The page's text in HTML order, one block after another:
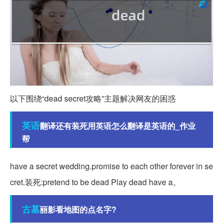
以下围绕“dead secret攻略”主题解决网友的困惑
英语翻译还有装死用英语怎么翻译是英语的_作业
帮
have a secret wedding.promise to each other forever in se
cret.装死:pretend to be dead Play dead have a。
古墓丽影看地图的点名字?